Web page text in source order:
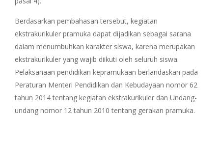
Berdasarkan pembahasan tersebut, kegiatan
ekstrakurikuler pramuka dapat dijadikan sebagai sarana
dalam menumbuhkan karakter siswa, karena merupakan
ekstrakurikuler yang wajib diikuti oleh seluruh siswa.
Pelaksanaan pendidikan kepramukaan berlandaskan pada
Peraturan Menteri Pendidikan dan Kebudayaan nomor 62
tahun 2014 tentang kegiatan ekstrakurikuler dan Undang-
undang nomor 12 tahun 2010 tentang gerakan pramuka.